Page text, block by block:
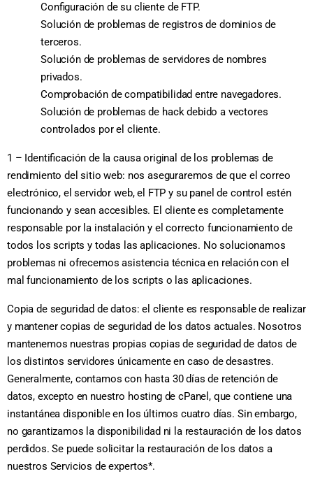
Configuración de su cliente de FTP.
Solución de problemas de registros de dominios de
terceros.
Solución de problemas de servidores de nombres
privados.
Comprobación de compatibilidad entre navegadores.
Solución de problemas de hack debido a vectores
controlados por el cliente.
1 – Identificación de la causa original de los problemas de
rendimiento del sitio web: nos aseguraremos de que el correo
electrónico, el servidor web, el FTP y su panel de control estén
funcionando y sean accesibles. El cliente es completamente
responsable por la instalación y el correcto funcionamiento de
todos los scripts y todas las aplicaciones. No solucionamos
problemas ni ofrecemos asistencia técnica en relación con el
mal funcionamiento de los scripts o las aplicaciones.
Copia de seguridad de datos: el cliente es responsable de realizar
y mantener copias de seguridad de los datos actuales. Nosotros
mantenemos nuestras propias copias de seguridad de datos de
los distintos servidores únicamente en caso de desastres.
Generalmente, contamos con hasta 30 días de retención de
datos, excepto en nuestro hosting de cPanel, que contiene una
instantánea disponible en los últimos cuatro días. Sin embargo,
no garantizamos la disponibilidad ni la restauración de los datos
perdidos. Se puede solicitar la restauración de los datos a
nuestros Servicios de expertos*.